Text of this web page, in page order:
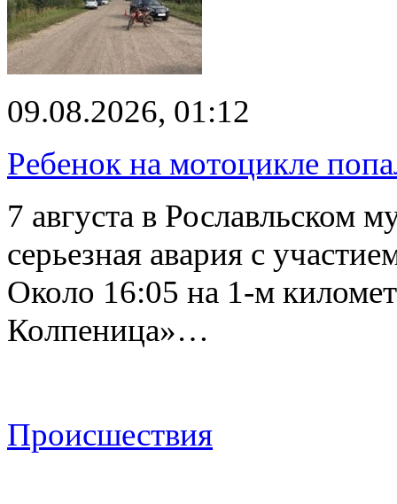
09.08.2026, 01:12
Ребенок на мотоцикле
7 августа в Рославльском
серьезная авария с
Около 16:05 на 1-м
Колпеница»…
Происшествия